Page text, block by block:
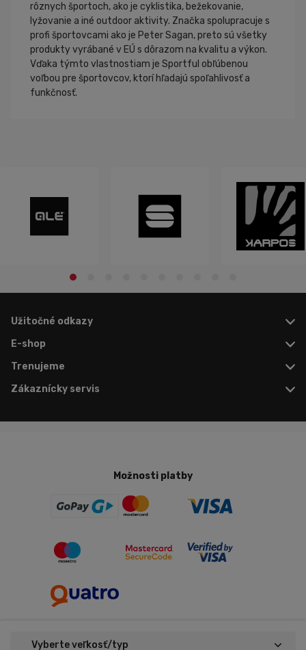
rôznych športoch, ako je cyklistika, bežekovanie,
lyžovanie a iné outdoor aktivity. Značka spolupracuje s
profi športovcami ako je Peter Sagan, preto sú všetky
produkty vyrábané v EÚ s dôrazom na kvalitu a výkon.
Vďaka týmto vlastnostiam je Sportful obľúbenou
voľbou pre športovcov, ktorí hľadajú spoľahlivosť a
funkčnosť.
Vyberte veľkosť/typ
Užitočné odkazy
E-shop
Trenujeme
Zákaznícky servis
Možnosti platby